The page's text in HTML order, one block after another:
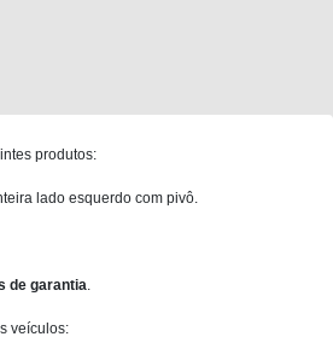
produtos:
lado esquerdo com pivô.
de garantia
veículos: